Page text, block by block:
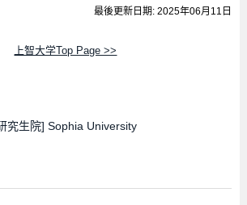
最後更新日期: 2025年06月11日
上智大学Top Page >>
究生院] Sophia University